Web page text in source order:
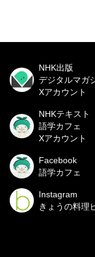
NHK出版
デジタルマガ
Xアカウント
NHKテキスト
語学カフェ
Xアカウント
Facebook
語学カフェ
Instagram
きょうの料理